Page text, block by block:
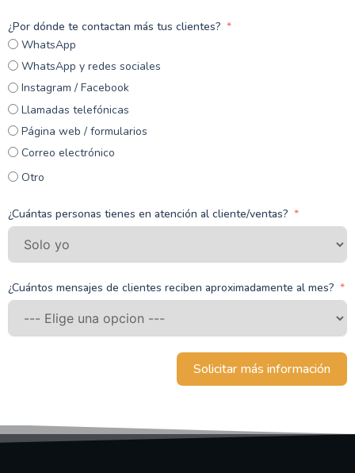
¿Por dónde te contactan más tus clientes?
WhatsApp
WhatsApp y redes sociales
Instagram / Facebook
Llamadas telefónicas
Página web / formularios
Correo electrónico
Otro
¿Cuántas personas tienes en atención al cliente/ventas?
¿Cuántos mensajes de clientes reciben aproximadamente al mes?
Solicitar más información